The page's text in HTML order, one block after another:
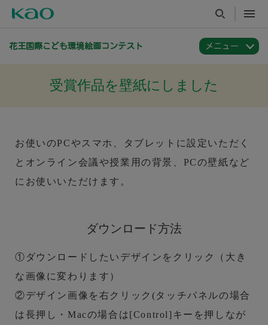
花王国際こども環境絵画コンテスト
受賞作品を壁紙にしました
お使いのPCやスマホ、タブレットに設定いただく
とオンライン会議や授業用の背景、PCの壁紙など
にお使いいただけます。
ダウンロード方法
①ダウンロードしたいデザインをクリック（大き
な画像に変わります）
②デザイン画像を右クリック(タッチパネルの場合
は長押し・Macの場合は[Control]キーを押しなが